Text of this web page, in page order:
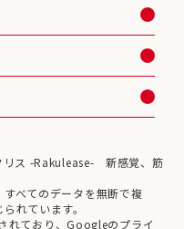
ス -Rakulease- 新感覚、筋
べてのデータを無断で複
れています。
れており、Googleのプライ